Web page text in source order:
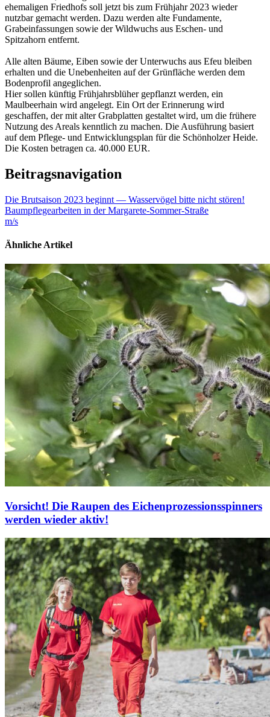
ehemaligen Friedhofs soll jetzt bis zum Frühjahr 2023 wieder
nutzbar gemacht werden. Dazu werden alte Fundamente,
Grabeinfassungen sowie der Wildwuchs aus Eschen- und
Spitzahorn entfernt.
Alle alten Bäume, Eiben sowie der Unterwuchs aus Efeu bleiben
erhalten und die Unebenheiten auf der Grünfläche werden dem
Bodenprofil angeglichen.
Hier sollen künftig Frühjahrsblüher gepflanzt werden, ein
Maulbeerhain wird angelegt. Ein Ort der Erinnerung wird
geschaffen, der mit alter Grabplatten gestaltet wird, um die frühere
Nutzung des Areals kenntlich zu machen. Die Ausführung basiert
auf dem Pflege- und Entwicklungsplan für die Schönholzer Heide.
Die Kosten betragen ca. 40.000 EUR.
Beitragsnavigation
Die Brutsaison 2023 beginnt — Wasservögel bitte nicht stören!
Baumpflegearbeiten in der Margarete-Sommer-Straße
m/s
Ähnliche Artikel
Vorsicht! Die Raupen des Eichenprozessionsspinners
werden wieder aktiv!